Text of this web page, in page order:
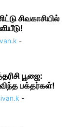
சிவகாசியில்
-
பூஜை:
பக்தர்கள்!
-